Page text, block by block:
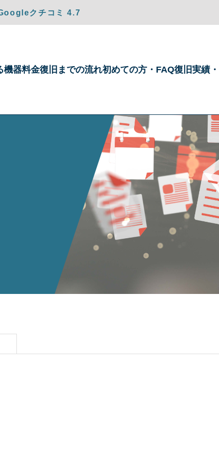
クチコミ 4.7
機器料金復旧までの流れ初めての方・ FAQ復旧実績・